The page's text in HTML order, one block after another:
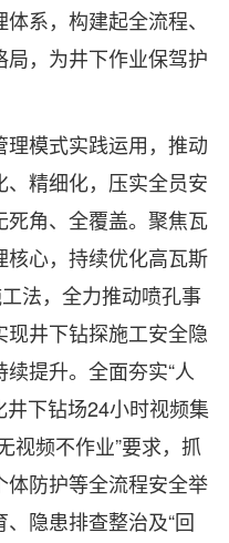
系，构建起全流程、
，为井下作业保驾护
模式实践运用，推动
精细化，压实全员安
角、全覆盖。聚焦瓦
心，持续优化高瓦斯
法，全力推动喷孔事
井下钻探施工安全隐
提升。全面夯实“人
下钻场24小时视频集
视频不作业”要求，抓
防护等全流程安全举
隐患排查整治及“回